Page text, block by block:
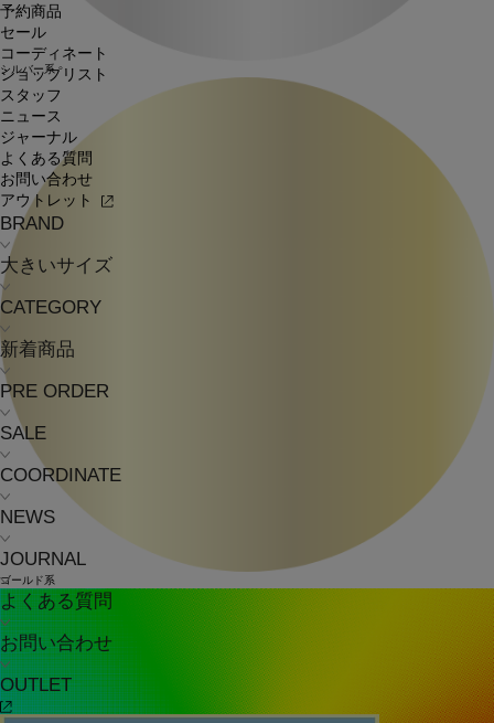
予約商品
セール
コーディネート
ショップリスト
スタッフ
ニュース
ジャーナル
よくある質問
お問い合わせ
アウトレット
BRAND
大きいサイズ
CATEGORY
新着商品
PRE ORDER
SALE
COORDINATE
NEWS
JOURNAL
よくある質問
お問い合わせ
OUTLET
シルバー系
ゴールド系